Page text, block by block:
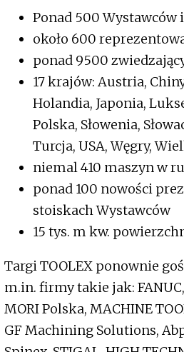
Ponad 500 Wystawców
około 600
ponad 9500
17 krajów: Austria,
Holandia, Japonia,
Polska, Słowenia,
Turcja, USA, Węgry,
niemal 410 maszyn w
ponad 100 nowości
stoiskach Wystawców
15 tys. m kw.
Targi TOOLEX ponownie
m.in. firmy takie jak:
MORI Polska, MACHINE
GF Machining Solutions,